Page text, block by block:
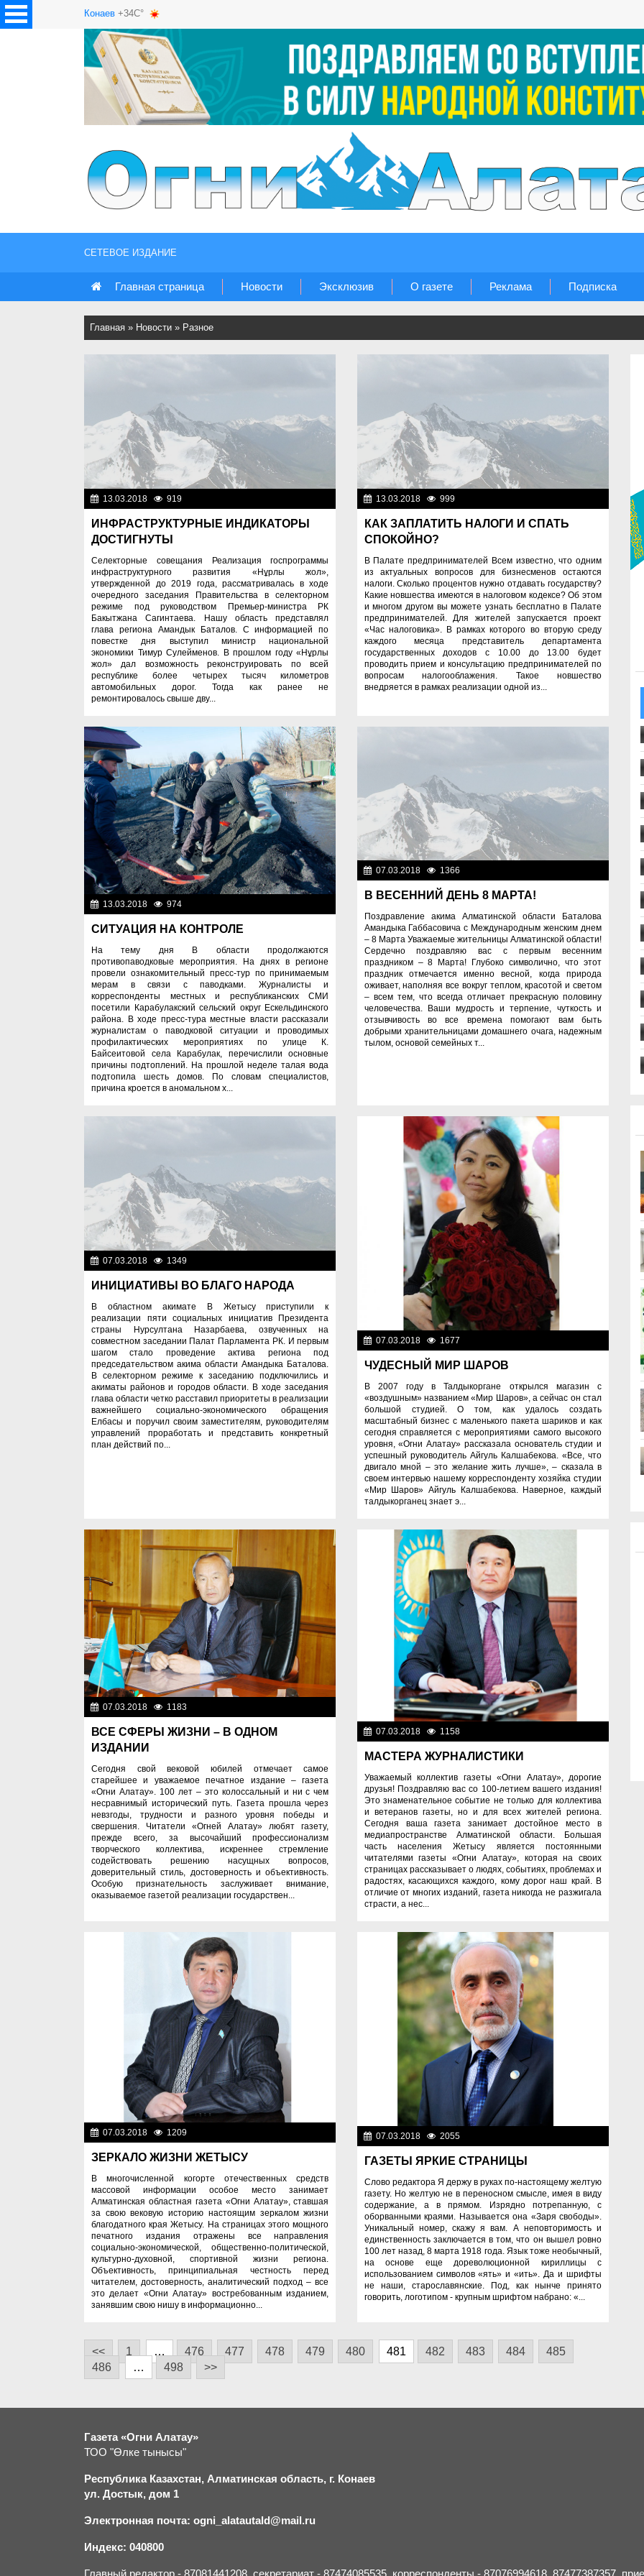
Конаев +34C°
СЕТЕВОЕ ИЗДАНИЕ
Главная страница Новости Эксклюзив О газете Реклама Подписка
Главная » Новости » Разное
13.03.2018 919
ИНФРАСТРУКТУРНЫЕ ИНДИКАТОРЫ
ДОСТИГНУТЫ
Селекторные совещания Реализация госпрограммы
инфраструктурного развития «Нұрлы жол»,
утвержденной до 2019 года, рассматривалась в ходе
очередного заседания Правительства в селекторном
режиме под руководством Премьер-министра РК
Бакытжана Сагинтаева. Нашу область представлял
глава региона Амандык Баталов. С информацией по
повестке дня выступил министр национальной
экономики Тимур Сулейменов. В прошлом году «Нұрлы
жол» дал возможность реконструировать по всей
республике более четырех тысяч километров
автомобильных дорог. Тогда как ранее не
ремонтировалось свыше дву...
13.03.2018 999
КАК ЗАПЛАТИТЬ НАЛОГИ И СПАТЬ
СПОКОЙНО?
В Палате предпринимателей Всем известно, что одним
из актуальных вопросов для бизнесменов остаются
налоги. Сколько процентов нужно отдавать государству?
Какие новшества имеются в налоговом кодексе? Об этом
и многом другом вы можете узнать бесплатно в Палате
предпринимателей. Для жителей запускается проект
«Час налоговика». В рамках которого во вторую среду
каждого месяца представитель департамента
государственных доходов с 10.00 до 13.00 будет
проводить прием и консультацию предпринимателей по
вопросам налогооблажения. Такое новшество
внедряется в рамках реализации одной из...
13.03.2018 974
СИТУАЦИЯ НА КОНТРОЛЕ
На тему дня В области продолжаются
противопаводковые мероприятия. На днях в регионе
провели ознакомительный пресс-тур по принимаемым
мерам в связи с паводками. Журналисты и
корреспонденты местных и республиканских СМИ
посетили Карабулакский сельский округ Ескельдинского
района. В ходе пресс-тура местные власти рассказали
журналистам о паводковой ситуации и проводимых
профилактических мероприятиях по улице К.
Байсеитовой села Карабулак, перечислили основные
причины подтоплений. На прошлой неделе талая вода
подтопила шесть домов. По словам специалистов,
причина кроется в аномальном х...
07.03.2018 1366
В ВЕСЕННИЙ ДЕНЬ 8 МАРТА!
Поздравление акима Алматинской области Баталова
Амандыка Габбасовича с Международным женским днем
– 8 Марта Уважаемые жительницы Алматинской области!
Сердечно поздравляю вас с первым весенним
праздником – 8 Марта! Глубоко символично, что этот
праздник отмечается именно весной, когда природа
оживает, наполняя все вокруг теплом, красотой и светом
– всем тем, что всегда отличает прекрасную половину
человечества. Ваши мудрость и терпение, чуткость и
отзывчивость во все времена помогают вам быть
добрыми хранительницами домашнего очага, надежным
тылом, основой семейных т...
07.03.2018 1349
ИНИЦИАТИВЫ ВО БЛАГО НАРОДА
В областном акимате В Жетысу приступили к
реализации пяти социальных инициатив Президента
страны Нурсултана Назарбаева, озвученных на
совместном заседании Палат Парламента РК. И первым
шагом стало проведение актива региона под
председательством акима области Амандыка Баталова.
В селекторном режиме к заседанию подключились и
акиматы районов и городов области. В ходе заседания
глава области четко расставил приоритеты в реализации
важнейшего социально-экономического обращения
Елбасы и поручил своим заместителям, руководителям
управлений проработать и представить конкретный
план действий по...
07.03.2018 1677
ЧУДЕСНЫЙ МИР ШАРОВ
В 2007 году в Талдыкоргане открылся магазин с
«воздушным» названием «Мир Шаров», а сейчас он стал
большой студией. О том, как удалось создать
масштабный бизнес с маленького пакета шариков и как
сегодня справляется с мероприятиями самого высокого
уровня, «Огни Алатау» рассказала основатель студии и
успешный руководитель Айгуль Калшабекова. «Все, что
двигало мной – это желание жить лучше», – сказала в
своем интервью нашему корреспонденту хозяйка студии
«Мир Шаров» Айгуль Калшабекова. Наверное, каждый
талдыкорганец знает э...
07.03.2018 1183
ВСЕ СФЕРЫ ЖИЗНИ – В ОДНОМ
ИЗДАНИИ
Сегодня свой вековой юбилей отмечает самое
старейшее и уважаемое печатное издание – газета
«Огни Алатау». 100 лет – это колоссальный и ни с чем
несравнимый исторический путь. Газета прошла через
невзгоды, трудности и разного уровня победы и
свершения. Читатели «Огней Алатау» любят газету,
прежде всего, за высочайший профессионализм
творческого коллектива, искреннее стремление
содействовать решению насущных вопросов,
доверительный стиль, достоверность и объективность.
Особую признательность заслуживает внимание,
оказываемое газетой реализации государствен...
07.03.2018 1158
МАСТЕРА ЖУРНАЛИСТИКИ
Уважаемый коллектив газеты «Огни Алатау», дорогие
друзья! Поздравляю вас со 100-летием вашего издания!
Это знаменательное событие не только для коллектива
и ветеранов газеты, но и для всех жителей региона.
Сегодня ваша газета занимает достойное место в
медиапространстве Алматинской области. Большая
часть населения Жетысу является постоянными
читателями газеты «Огни Алатау», которая на своих
страницах рассказывает о людях, событиях, проблемах и
радостях, касающихся каждого, кому дорог наш край. В
отличие от многих изданий, газета никогда не разжигала
страсти, а нес...
07.03.2018 1209
ЗЕРКАЛО ЖИЗНИ ЖЕТЫСУ
В многочисленной когорте отечественных средств
массовой информации особое место занимает
Алматинская областная газета «Огни Алатау», ставшая
за свою вековую историю настоящим зеркалом жизни
благодатного края Жетысу. На страницах этого мощного
печатного издания отражены все направления
социально-экономической, общественно-политической,
культурно-духовной, спортивной жизни региона.
Объективность, принципиальная честность перед
читателем, достоверность, аналитический подход – все
это делает «Огни Алатау» востребованным изданием,
занявшим свою нишу в информационно...
07.03.2018 2055
ГАЗЕТЫ ЯРКИЕ СТРАНИЦЫ
Слово редактора Я держу в руках по-настоящему желтую
газету. Но желтую не в переносном смысле, имея в виду
содержание, а в прямом. Изрядно потрепанную, с
оборванными краями. Называется она «Заря свободы».
Уникальный номер, скажу я вам. А неповторимость и
единственность заключается в том, что он вышел ровно
100 лет назад, 8 марта 1918 года. Язык тоже необычный,
на основе еще дореволюционной кириллицы с
использованием символов «ять» и «ить». Да и шрифты
не наши, старославянские. Под, как нынче принято
говорить, логотипом - крупным шрифтом набрано: «...
<< 1 … 476 477 478 479 480 481 482 483 484
485
486
… 498 >>
Газета «Огни Алатау»
ТОО "Өлке тынысы"
Республика Казахстан, Алматинская область, г. Конаев
ул. Достык, дом 1
Электронная почта: ogni_alatautald@mail.ru
Индекс: 040800